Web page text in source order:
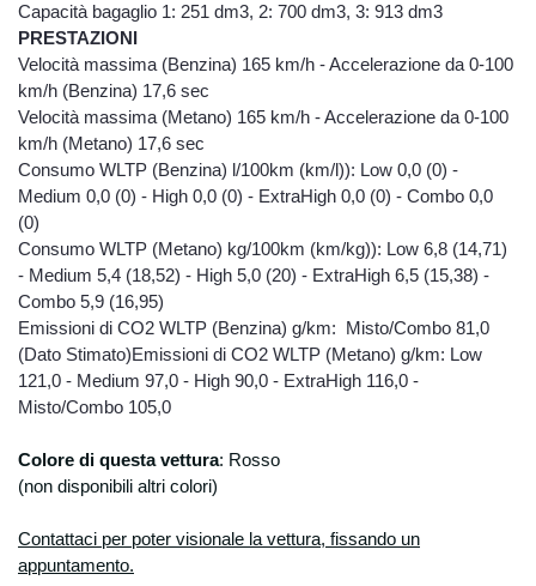
Capacità bagaglio 1: 251 dm3, 2: 700 dm3, 3: 913 dm3
PRESTAZIONI
Velocità massima (Benzina) 165 km/h - Accelerazione da 0-100
km/h (Benzina) 17,6 sec
Velocità massima (Metano) 165 km/h - Accelerazione da 0-100
km/h (Metano) 17,6 sec
Consumo WLTP (Benzina) l/100km (km/l)): Low 0,0 (0) -
Medium 0,0 (0) - High 0,0 (0) - ExtraHigh 0,0 (0) - Combo 0,0
(0)
Consumo WLTP (Metano) kg/100km (km/kg)): Low 6,8 (14,71)
- Medium 5,4 (18,52) - High 5,0 (20) - ExtraHigh 6,5 (15,38) -
Combo 5,9 (16,95)
Emissioni di CO2 WLTP (Benzina) g/km: Misto/Combo 81,0
(Dato Stimato)Emissioni di CO2 WLTP (Metano) g/km: Low
121,0 - Medium 97,0 - High 90,0 - ExtraHigh 116,0 -
Misto/Combo 105,0
Colore di questa vettura: Rosso
(non disponibili altri colori)
Contattaci per poter visionale la vettura, fissando un
appuntamento.